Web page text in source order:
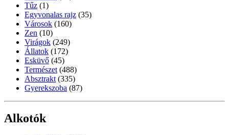
Tűz (1)
Egyvonalas rajz (35)
Városok (160)
Zen (10)
Virágok (249)
Állatok (172)
Esküvő (45)
Természet (488)
Absztrakt (335)
Gyerekszoba (87)
Alkotók